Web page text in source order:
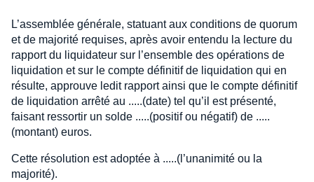
L’assemblée générale, statuant aux conditions de quorum
et de majorité requises, après avoir entendu la lecture du
rapport du liquidateur sur l’ensemble des opérations de
liquidation et sur le compte définitif de liquidation qui en
résulte, approuve ledit rapport ainsi que le compte définitif
de liquidation arrêté au .....(date) tel qu’il est présenté,
faisant ressortir un solde .....(positif ou négatif) de .....
(montant) euros.
Cette résolution est adoptée à .....(l’unanimité ou la
majorité).